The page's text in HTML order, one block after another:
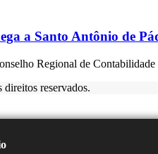
a Santo Antônio de
Regional de
reservados.